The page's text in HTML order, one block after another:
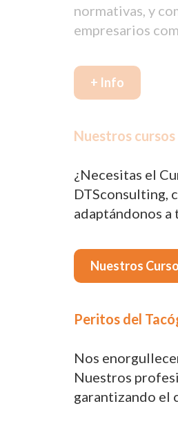
normativas, y
empresarios
+ Info
Nuestros
¿Necesitas el
DTSconsulting,
adaptándonos a
Nuestros
Peritos del
Nos
Nuestros
garantizando el